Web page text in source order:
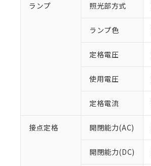
ランプ 照光部方式
ランプ色
定格電圧
使用電圧
定格電流
接点定格 開閉能力(AC)
開閉能力(DC)